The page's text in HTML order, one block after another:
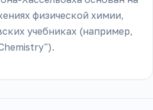
физической химии,
учебниках (например,